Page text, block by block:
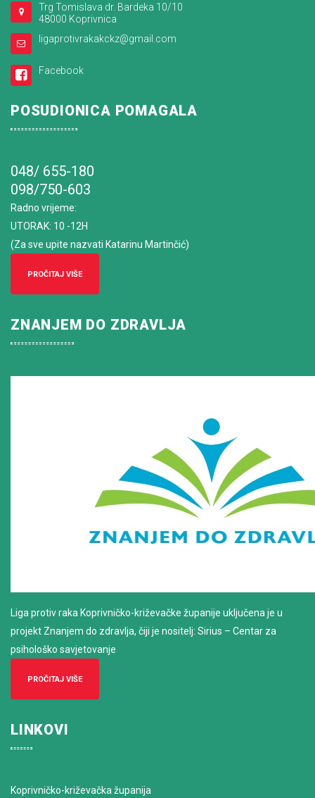
Trg Tomislava dr. Bardeka 10/10
48000 Koprivnica
ligaprotivrakakckz@gmail.com
Facebook
POSUDIONICA POMAGALA
048/ 655-180
098/750-603
Radno vrijeme:
UTORAK: 10 -12H
(Za sve upite nazvati Katarinu Martinčić)
PROČITAJ VIŠE
ZNANJEM DO ZDRAVLJA
Liga protiv raka Koprivničko-križevačke županije uključena je u
projekt Znanjem do zdravlja, čiji je nositelj: Sirius – Centar za
psihološko savjetovanje
PROČITAJ VIŠE
LINKOVI
Koprivničko-križevačka županija